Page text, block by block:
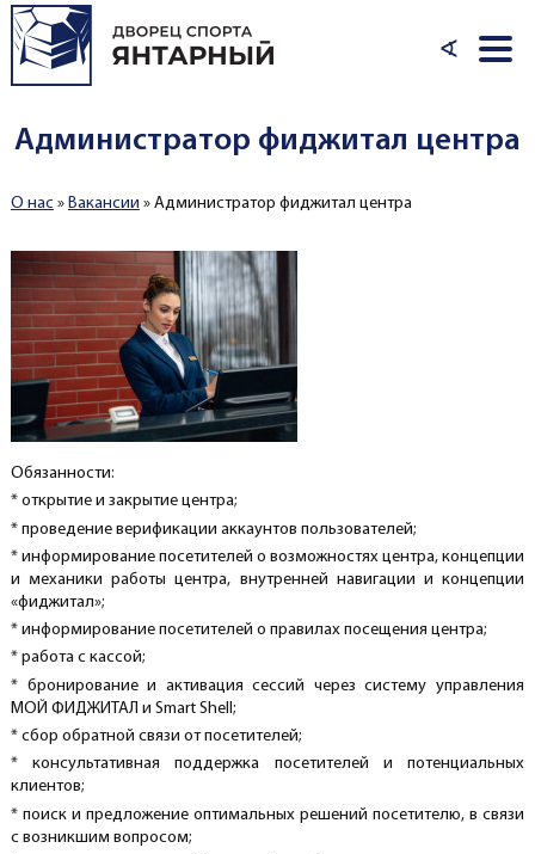
Перейти к основному содержанию
∢
Администратор фиджитал центра
Вы здесь
О нас» Вакансии » Администратор фиджитал центра
Обязанности:
* открытие и закрытие центра;
* проведение верификации аккаунтов пользователей;
* информирование посетителей о возможностях центра, концепции
и механики работы центра, внутренней навигации и концепции
«фиджитал»;
* информирование посетителей о правилах посещения центра;
* работа с кассой;
* бронирование и активация сессий через систему управления
МОЙ ФИДЖИТАЛ и Smart Shell;
* сбор обратной связи от посетителей;
* консультативная поддержка посетителей и потенциальных
клиентов;
* поиск и предложение оптимальных решений посетителю, в связи
с возникшим вопросом;